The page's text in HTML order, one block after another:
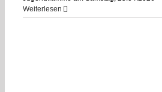
Weiterlesen